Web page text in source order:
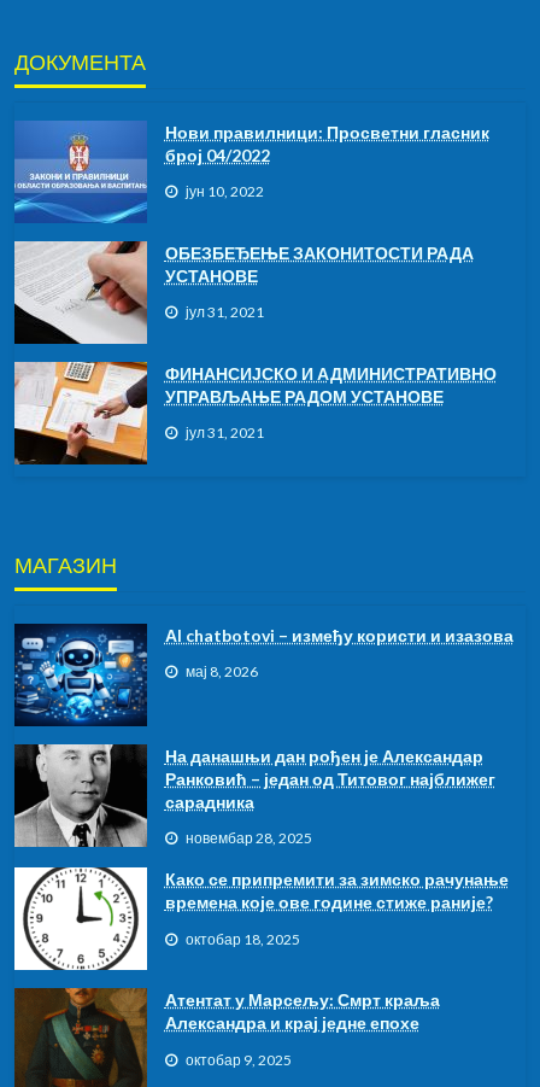
ДОКУМЕНТА
Нови правилници: Просветни гласник
број 04/2022
јун 10, 2022
ОБЕЗБЕЂЕЊЕ ЗАКОНИТОСТИ РАДА
УСТАНОВЕ
јул 31, 2021
ФИНАНСИЈСКО И АДМИНИСТРАТИВНО
УПРАВЉАЊЕ РАДОМ УСТАНОВЕ
јул 31, 2021
МАГАЗИН
АI chatbotovi – између користи и изазова
мај 8, 2026
На данашњи дан рођен је Александар
Ранковић – један од Титовог најближег
сарадника
новембар 28, 2025
Како се припремити за зимско рачунање
времена које ове године стиже раније?
октобар 18, 2025
Атентат у Марсељу: Смрт краља
Александра и крај једне епохе
октобар 9, 2025